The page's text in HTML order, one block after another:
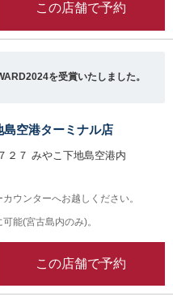
この店舗で予約
を受賞いたしました。
空港ターミナル店
２７ みやこ下地島空港内
ウンターへお越しください。
能(宮古島内のみ)。
この店舗で予約